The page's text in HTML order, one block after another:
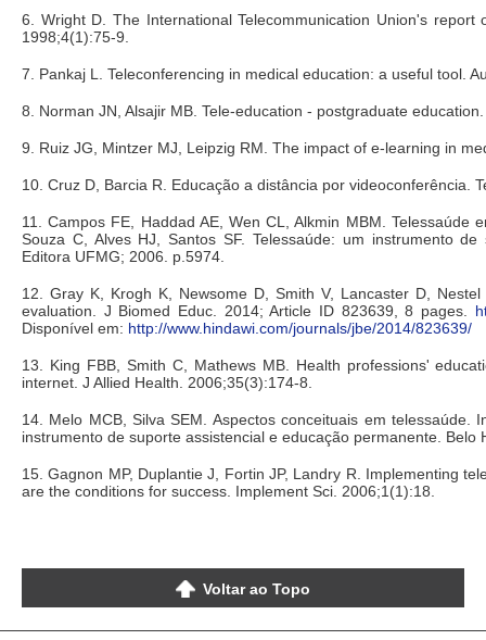
6. Wright D. The International Telecommunication Union's
1998;4(1):75-9.
7. Pankaj L. Teleconferencing in medical education: a useful tool.
8. Norman JN, Alsajir MB. Tele-education - postgraduate
9. Ruiz JG, Mintzer MJ, Leipzig RM. The impact of e-learning in
10. Cruz D, Barcia R. Educação a distância por videoconferência.
11. Campos FE, Haddad AE, Wen CL, Alkmin MBM.
Souza C, Alves HJ, Santos SF. Telessaúde: um instrumento
Editora UFMG; 2006. p.5974.
12. Gray K, Krogh K, Newsome D, Smith V, Lancaster D,
evaluation. J Biomed Educ. 2014; Article ID 823639, 8 pages.
Disponível em: http://www.hindawi.com/journals/jbe/2014/823639/
13. King FBB, Smith C, Mathews MB. Health professions'
internet. J Allied Health. 2006;35(3):174-8.
14. Melo MCB, Silva SEM. Aspectos conceituais em telessaúde.
instrumento de suporte assistencial e educação permanente.
15. Gagnon MP, Duplantie J, Fortin JP, Landry R. Implementing
are the conditions for success. Implement Sci. 2006;1(1):18.
Voltar ao Topo